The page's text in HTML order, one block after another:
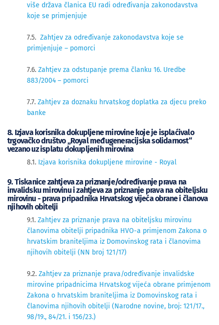
više država članica EU radi određivanja zakonodavstva
koje se primjenjuje
7.5. Zahtjev za određivanje zakonodavstva koje se
primjenjuje – pomorci
7.6. Zahtjev za odstupanje prema članku 16. Uredbe
883/2004 – pomorci
7.7. Zahtjev za doznaku hrvatskog doplatka za djecu preko
banke
8. Izjava korisnika dokupljene mirovine koje je isplaćivalo
trgovačko društvo „Royal međugeneracijska solidarnost“
vezano uz isplatu dokupljenih mirovina
8.1. Izjava korisnika dokupljene mirovine - Royal
9. Tiskanice zahtjeva za priznanje/određivanje prava na
invalidsku mirovinu i zahtjeva za priznanje prava na obiteljsku
mirovinu - prava pripadnika Hrvatskog vijeća obrane i članova
njihovih obitelji
9.1. Zahtjev za priznanje prava na obiteljsku mirovinu
članovima obitelji pripadnika HVO-a primjenom Zakona o
hrvatskim braniteljima iz Domovinskog rata i članovima
njihovih obitelji (NN broj 121/17)
9.2. Zahtjev za priznanje prava/određivanje invalidske
mirovine pripadnicima Hrvatskog vijeća obrane primjenom
Zakona o hrvatskim braniteljima iz Domovinskog rata i
članovima njihovih obitelji (Narodne novine, broj: 121/17.,
98/19., 84/21. i 156/23.)